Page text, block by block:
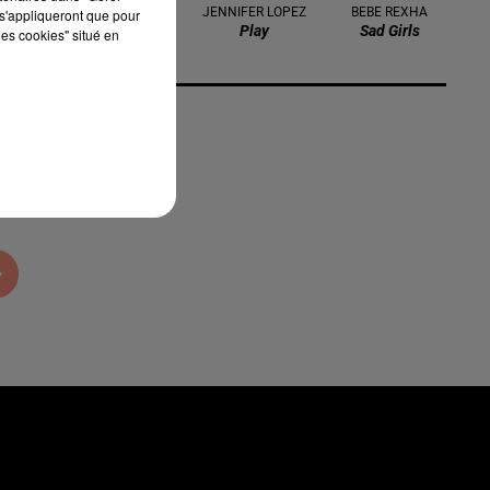
MILEY CYRUS
Younger You
JENNIFER LOPEZ
Play
BEBE REXHA
Sad Girls
que pour
cookies" situé en